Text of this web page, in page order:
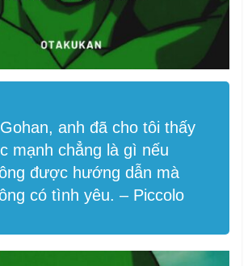
Gohan, anh đã cho tôi thấy
mạnh chẳng là gì nếu
được hướng dẫn mà
có tình yêu. – Piccolo